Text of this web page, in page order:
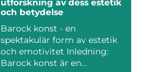
utforskning av dess estetik
och betydelse
Barock konst - en
spektakulär form av estetik
och emotivitet Inledning:
Barock konst är en